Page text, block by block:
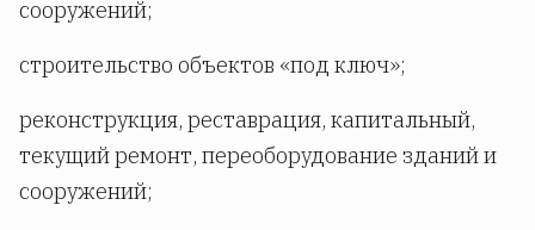
сооружений;
строительство объектов «под ключ»;
реконструкция, реставрация, капитальный,
текущий ремонт, переоборудование зданий и
сооружений;